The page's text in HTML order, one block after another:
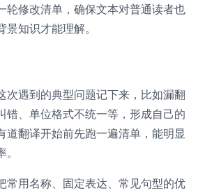
轮修改清单，确保文本对普通读者也
知识才能理解。
次遇到的典型问题记下来，比如漏翻
错、单位格式不统一等，形成自己的
道翻译开始前先跑一遍清单，能明显
常用名称、固定表达、常见句型的优